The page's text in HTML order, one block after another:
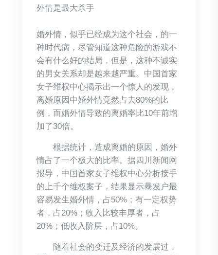
外情是最大杀手
婚外情，似乎已经成为这个社会，的一
种时代病，尽管知道这种危险的游戏不
会有什么好的结局，但是，这种不诚实
的男女关系却是越来越严重。中国首家
女子维权中心揭示出一个惊人的发现，
离婚原因中婚外情竟然占去80%的比
例，而婚外情导致的离婚率比10年前增
加了30倍。
根据统计，造成离婚的原因，婚外
情占了一个极大的比率。据四川新闻网
报导，中国首家女子维权中心分析接手
的上千个维权案子，结果显示暴发户最
容易发生婚外情，占50%；有一定权势
者，占20%；收入比较丰厚者，占
20%；低收入阶层，占10%。
随着社会的变迁及经济的发展过，